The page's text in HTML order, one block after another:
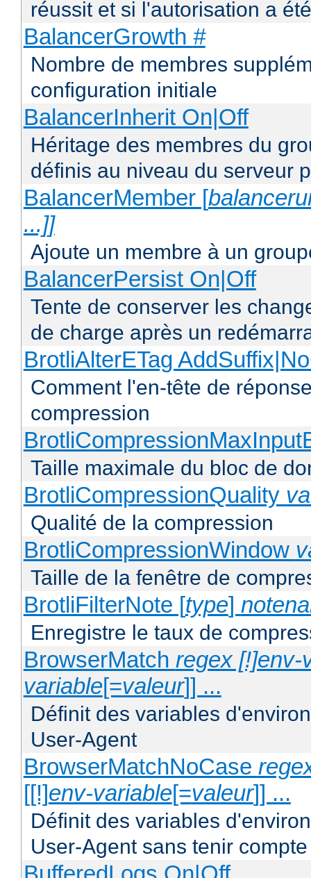
réussit et si l'autorisation a
BalancerGrowth #
Nombre de membres
configuration initiale
BalancerInherit On|Off
Héritage des membres du
définis au niveau du serveur
BalancerMember [
...]]
Ajoute un membre à un
BalancerPersist On|Off
Tente de conserver les
de charge après un
BrotliAlterETag
Comment l'en-tête de
compression
Taille maximale du bloc de
BrotliCompressionQuality
Qualité de la compression
BrotliCompressionWindow
Taille de la fenêtre de
BrotliFilterNote [type]
Enregistre le taux de
BrowserMatch regex [!]env-
variable[=valeur]] ...
Définit des variables
User-Agent
BrowserMatchNoCase
[[!]env-variable[=valeur]] ...
Définit des variables
User-Agent sans tenir